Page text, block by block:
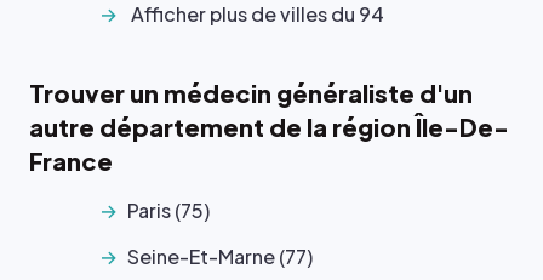
Afficher plus de villes du 94
Trouver un médecin généraliste d'un
autre département de la région Île-De-
France
Paris (75)
Seine-Et-Marne (77)